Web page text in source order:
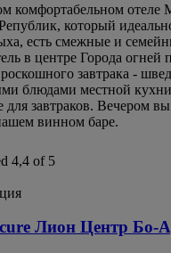
комфортабельном отеле
который
есть смежные и
в центре Города огней
завтрака -
блюдами местной
для завтраков. Вечером
винном баре.
4,4 of 5
Лион Центр Бо-